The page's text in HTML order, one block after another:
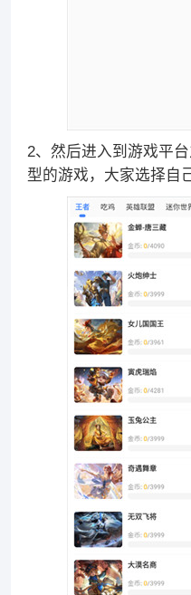
2、然后进入到游戏平
型的游戏，大家选择自